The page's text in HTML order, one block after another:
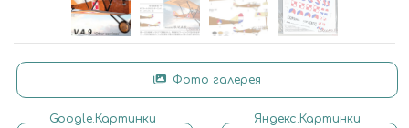
Фото галерея
Google.Картинки
Яндекс.Картинки